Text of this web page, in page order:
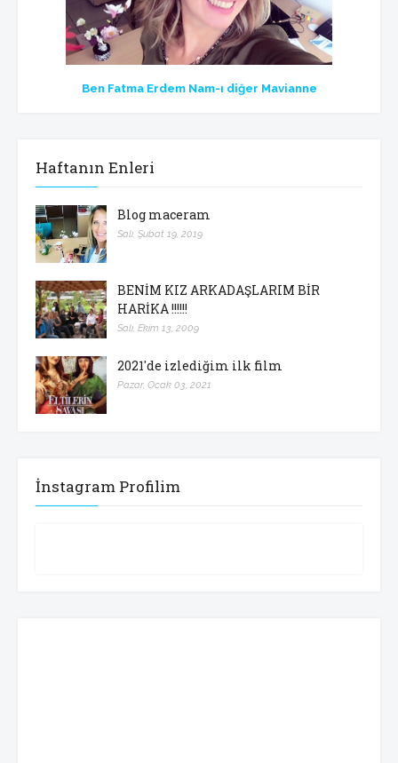
Ben Fatma Erdem Nam-ı diğer Mavianne
Haftanın Enleri
Blog maceram
Salı, Şubat 19, 2019
BENİM KIZ ARKADAŞLARIM BİR
HARİKA !!!!!!
Salı, Ekim 13, 2009
2021'de izlediğim ilk film
Pazar, Ocak 03, 2021
İnstagram Profilim